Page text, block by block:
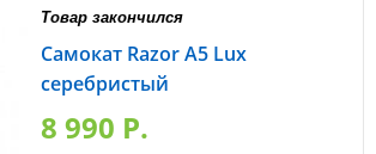
Товар закончился
Самокат Razor A5 Lux
серебристый
8 990 P.